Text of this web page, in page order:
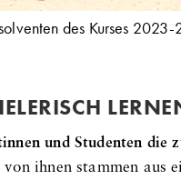
des Kurses
und Studenten die
von ihnen stammen aus